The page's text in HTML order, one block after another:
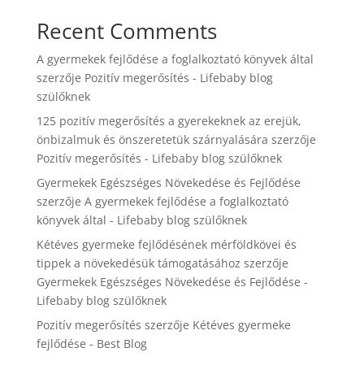
Recent Comments
A gyermekek fejlődése a foglalkoztató könyvek által
szerzője Pozitív megerősítés - Lifebaby blog
szülőknek
125 pozitív megerősítés a gyerekeknek az erejük,
önbizalmuk és önszeretetük szárnyalására szerzője
Pozitív megerősítés - Lifebaby blog szülőknek
Gyermekek Egészséges Növekedése és Fejlődése
szerzője A gyermekek fejlődése a foglalkoztató
könyvek által - Lifebaby blog szülőknek
Kétéves gyermeke fejlődésének mérföldkövei és
tippek a növekedésük támogatásához szerzője
Gyermekek Egészséges Növekedése és Fejlődése -
Lifebaby blog szülőknek
Pozitív megerősítés szerzője Kétéves gyermeke
fejlődése - Best Blog